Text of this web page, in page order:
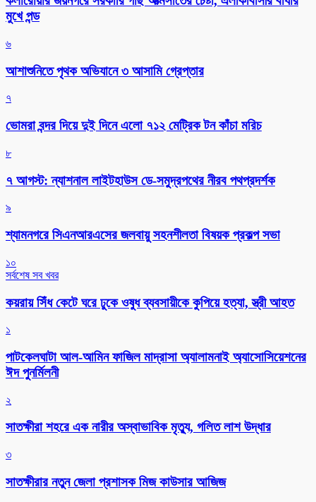
মুখে পন্ড
৬
আশাশুনিতে পৃথক অভিযানে ৩ আসামি গ্রেপ্তার
৭
ভোমরা বন্দর দিয়ে দুই দিনে এলো ৭১২ মেট্রিক টন কাঁচা মরিচ
৮
৭ আগস্ট: ন্যাশনাল লাইটহাউস ডে-সমুদ্রপথের নীরব পথপ্রদর্শক
৯
শ্যামনগরে সিএনআরএসের জলবায়ু সহনশীলতা বিষয়ক প্রকল্প সভা
১০
সর্বশেষ সব খবর
কয়রায় সিঁধ কেটে ঘরে ঢুকে ওষুধ ব্যবসায়ীকে কুপিয়ে হত্যা, স্ত্রী আহত
১
পাটকেলঘাটা আল-আমিন ফাজিল মাদ্রাসা অ্যালামনাই অ্যাসোসিয়েশনের
ঈদ পুনর্মিলনী
২
সাতক্ষীরা শহরে এক নারীর অস্বাভাবিক মৃত্যু, গলিত লাশ উদ্ধার
৩
সাতক্ষীরার নতুন জেলা প্রশাসক মিজ কাউসার আজিজ